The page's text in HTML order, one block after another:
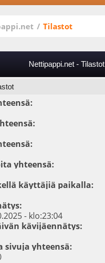
/ Tilastot
Nettipappi.net - Tilastot
yhteensä:
käyttäjiä paikalla:
- klo:23:04
kävijäennätys:
sivuja yhteensä: